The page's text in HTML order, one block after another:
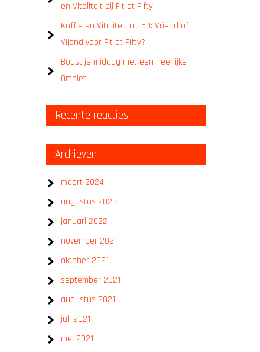
en Vitaliteit bij Fit at Fifty
Koffie en Vitaliteit na 50: Vriend of
Vijand voor Fit at Fifty?
Boost je middag met een heerlijke
Omelet
Recente reacties
Archieven
maart 2024
augustus 2023
januari 2022
november 2021
oktober 2021
september 2021
augustus 2021
juli 2021
mei 2021